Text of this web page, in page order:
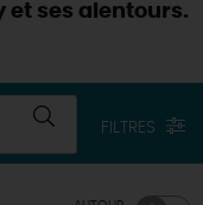
et ses alentours.
FILTRES